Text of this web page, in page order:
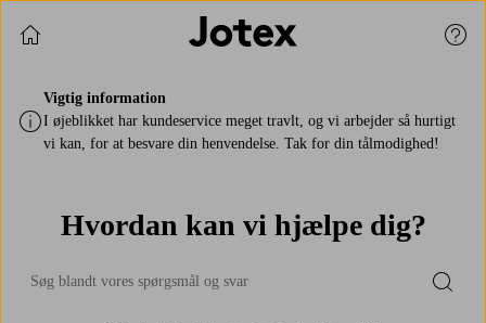
Fortsæt med at shoppe
Vigtig information
I øjeblikket har kundeservice meget travlt, og vi arbejder så hurtigt
vi kan, for at besvare din henvendelse. Tak for din tålmodighed!
Hvordan kan vi hjælpe dig?
Submit